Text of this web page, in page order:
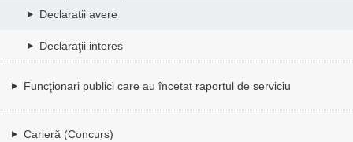
Declarații avere
Declaraţii interes
Funcţionari publici care au încetat raportul de serviciu
Carieră (Concurs)